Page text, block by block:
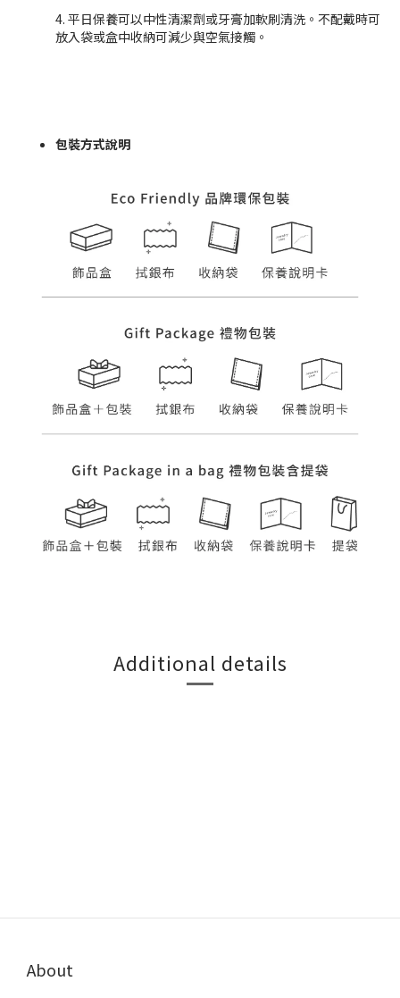
4. 平日保養可以中性清潔劑或牙膏加軟刷清洗。不配戴時可
放入袋或盒中收納可減少與空氣接觸。
包裝方式說明
Additional details
About